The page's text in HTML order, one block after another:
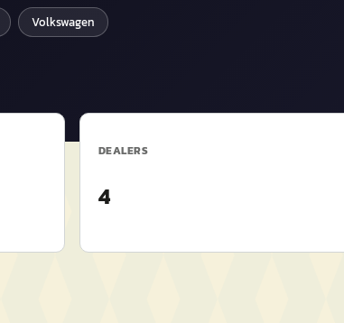
Volkswagen
DEALERS
4